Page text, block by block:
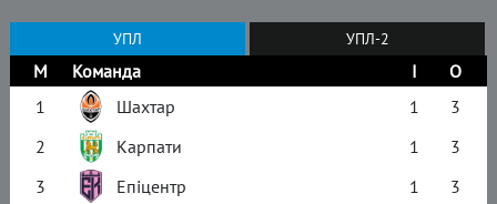
УПЛ УПЛ-2
М Команда І
О
1
Шахтар 1
3
2
Карпати 1
3
3
Епіцентр 1
3